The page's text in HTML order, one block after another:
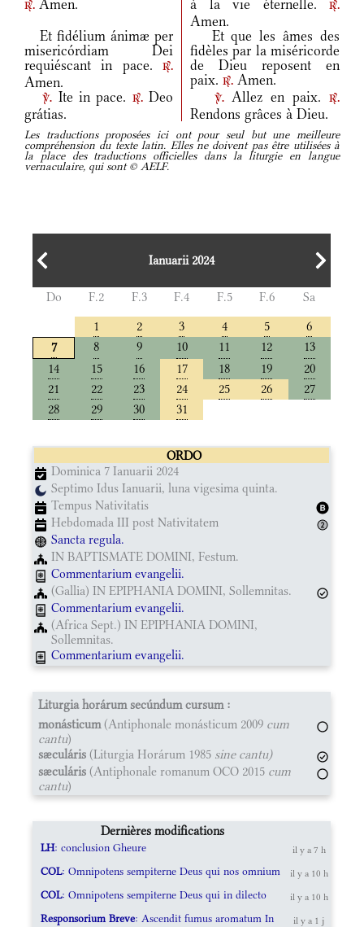
r. Amen. à la vie éternelle. r.
Amen.
Et fidélium ánimæ per
misericórdiam Dei
requiéscant in pace.
r.
Amen.
Et que les âmes des
fidèles par la miséricorde
de Dieu reposent en
paix. r. Amen.
v. Ite in pace. r.Deo
grátias.
v.Allez en paix.r.
Rendons grâces à Dieu.
Les traductions proposées ici ont pour seul but une meilleure
compréhension du texte latin. Elles ne doivent pas être utilisées à
la place des traductions officielles dans la liturgie en langue
vernaculaire, qui sont © AELF.
Ianuarii 2024
Do F.2 F.3 F.4 F.5 F.6
Sa
1
2 3 4 5
6
7
8 9 10 11 12
13
14
15 16 17 18 19
20
21
22 23 24 25 26
27
28
29 30 31
ORDO
Dominica 7 Ianuarii 2024
Septimo Idus Ianuarii, luna vigesima quinta.
Tempus Nativitatis
Hebdomada III post Nativitatem
Sancta regula.
IN BAPTISMATE DOMINI, Festum.
Commentarium evangelii.
(Gallia) IN EPIPHANIA DOMINI, Sollemnitas.
Commentarium evangelii.
(Africa Sept.) IN EPIPHANIA DOMINI,
Sollemnitas.
Commentarium evangelii.
Liturgia horárum secúndum cursum :
monásticum(Antiphonale monásticum 2009 cum
cantu)
sæculáris (Liturgia Horárum 1985 sine cantu)
sæculáris (Antiphonale romanum OCO 2015 cum
cantu)
Dernières modifications
LH: conclusion Gheure il y a 7 h
COL: Omnipotens sempiterne Deus qui nos omnium il y a 10 h
COL: Omnipotens sempiterne Deus qui in dilecto il y a 10 h
Responsorium Breve: Ascendit fumus aromatum In il y a 1 j